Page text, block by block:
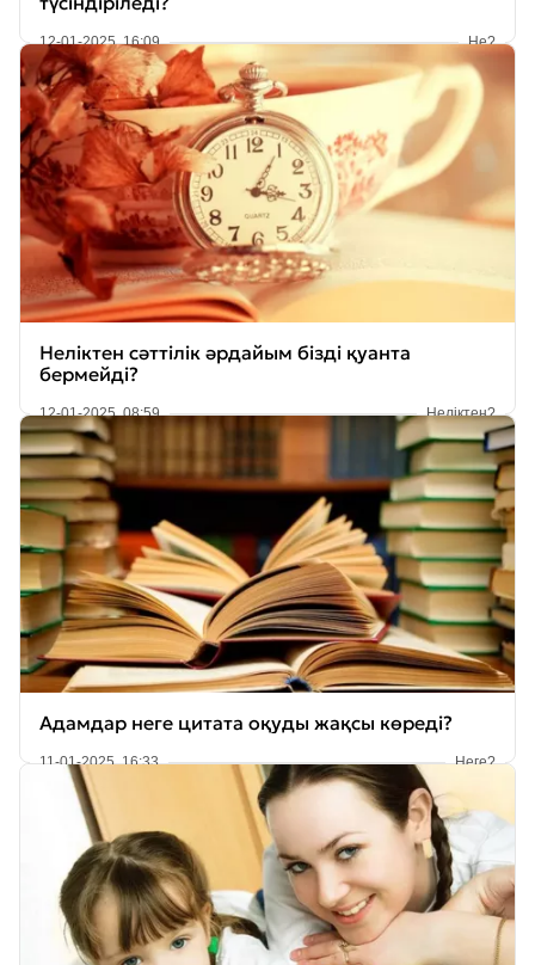
12-01-2025, 16:09 Не?
Неліктен сәттілік әрдайым бізді қуанта
бермейді?
12-01-2025, 08:59 Неліктен?
Адамдар неге цитата оқуды жақсы көреді?
11-01-2025, 16:33 Неге?